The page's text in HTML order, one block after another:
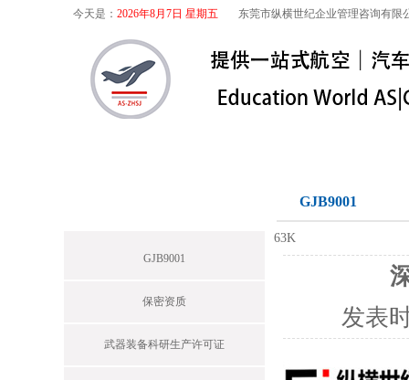
今天是： 2026年8月7日 星期五 东莞市纵横世纪企业管理咨询有限
GJB9001
保密资质
武器装备科研生产许可证
GJB9001
63K
发表